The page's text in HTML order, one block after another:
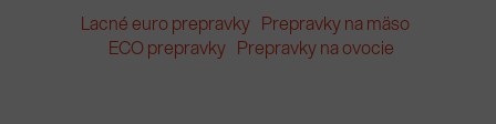
Lacné euro prepravky Prepravky na mäso
ECO prepravky Prepravky na ovocie